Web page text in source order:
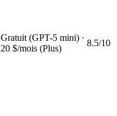
Gratuit (GPT-5 mini) ·
20 $/mois (Plus)
8.5/10